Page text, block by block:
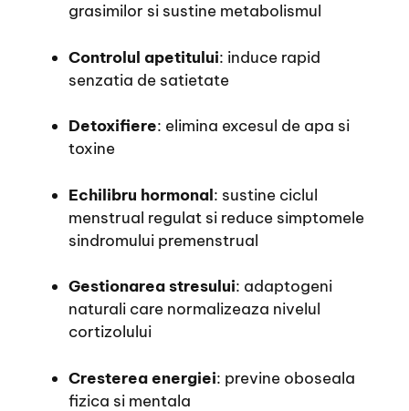
grasimilor si sustine metabolismul
Controlul apetitului: induce rapid
senzatia de satietate
Detoxifiere: elimina excesul de apa si
toxine
Echilibru hormonal: sustine ciclul
menstrual regulat si reduce simptomele
sindromului premenstrual
Gestionarea stresului: adaptogeni
naturali care normalizeaza nivelul
cortizolului
Cresterea energiei: previne oboseala
fizica si mentala